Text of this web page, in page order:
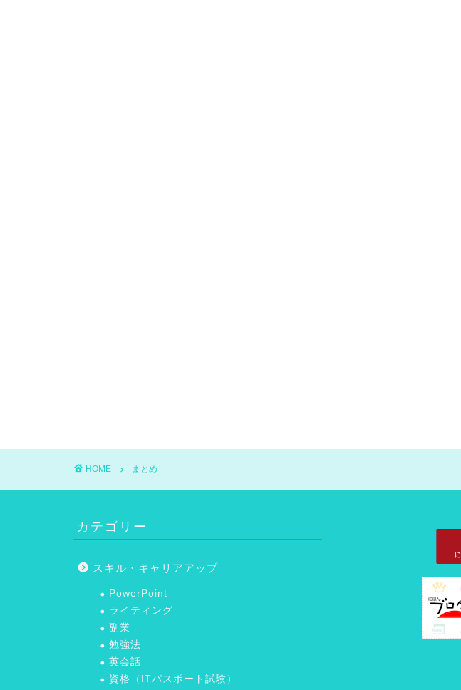
HOME まとめ
カテゴリー
スキル・キャリアアップ
PowerPoint
ライティング
副業
勉強法
英会話
資格（ITパスポート試験）